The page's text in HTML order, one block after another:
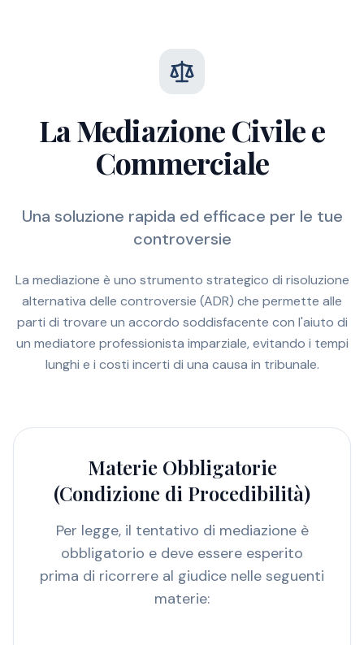
La Mediazione Civile e
Commerciale
Una soluzione rapida ed efficace per le tue
controversie
La mediazione è uno strumento strategico di risoluzione
alternativa delle controversie (ADR) che permette alle
parti di trovare un accordo soddisfacente con l'aiuto di
un mediatore professionista imparziale, evitando i tempi
lunghi e i costi incerti di una causa in tribunale.
Materie Obbligatorie
(Condizione di Procedibilità)
Per legge, il tentativo di mediazione è
obbligatorio e deve essere esperito
prima di ricorrere al giudice nelle seguenti
materie: